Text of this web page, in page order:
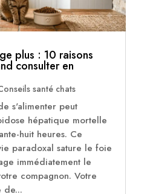
plus : 10 raisons
consulter en
santé chats
s'alimenter peut
hépatique mortelle
huit heures. Ce
paradoxal sature le foie
immédiatement le
compagnon. Votre
de...